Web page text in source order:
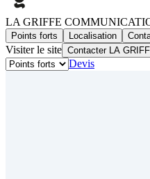
LA GRIFFE
Points forts Localisation
Visiter le site Contacter LA
Devis